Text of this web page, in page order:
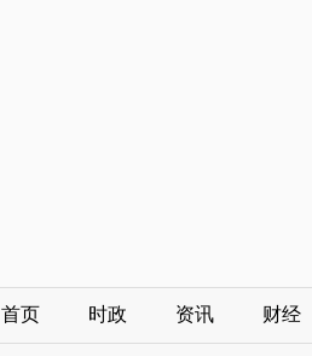
首页 时政 资讯 财经